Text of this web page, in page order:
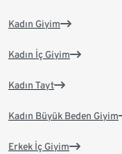
Kadın Giyim
Kadın İç Giyim
Kadın Tayt
Kadın Büyük Beden Giyim
Erkek İç Giyim